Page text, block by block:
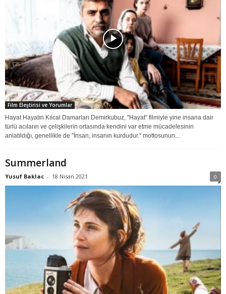
Film Eleştirisi ve Yorumlar
Hayat Hayatın Kılcal Damarları Demirkubuz, "Hayat" filmiyle yine insana dair
türlü acıların ve çelişkilerin ortasında kendini var etme mücadelesinin
anlatıldığı, genellikle de "İnsan, insanın kurdudur." mottosunun...
Summerland
Yusuf Baklac - 18 Nisan 2021 0